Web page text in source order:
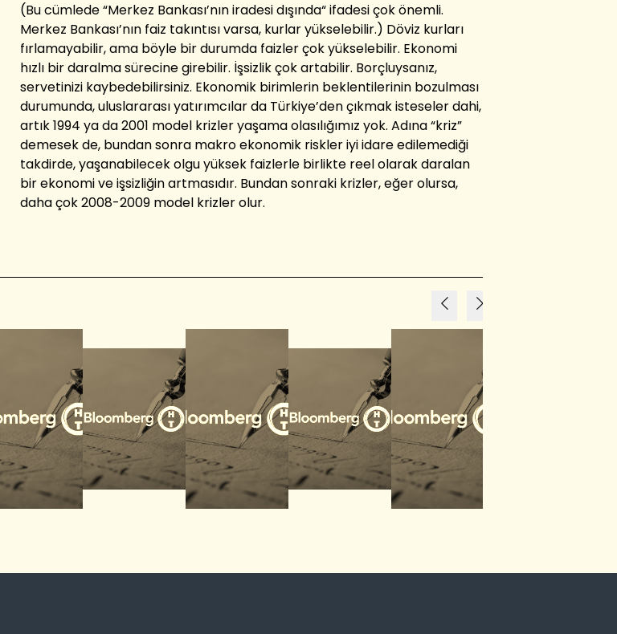
(Bu cümlede “Merkez Bankası’nın iradesi dışında“ ifadesi çok önemli.
Merkez Bankası’nın faiz takıntısı varsa, kurlar yükselebilir.) Döviz kurları
fırlamayabilir, ama böyle bir durumda faizler çok yükselebilir. Ekonomi
hızlı bir daralma sürecine girebilir. İşsizlik çok artabilir. Borçluysanız,
servetinizi kaybedebilirsiniz. Ekonomik birimlerin beklentilerinin bozulması
durumunda, uluslararası yatırımcılar da Türkiye’den çıkmak isteseler dahi,
artık 1994 ya da 2001 model krizler yaşama olasılığımız yok. Adına “kriz”
demesek de, bundan sonra makro ekonomik riskler iyi idare edilemediği
takdirde, yaşanabilecek olgu yüksek faizlerle birlikte reel olarak daralan
bir ekonomi ve işsizliğin artmasıdır. Bundan sonraki krizler, eğer olursa,
daha çok 2008-2009 model krizler olur.